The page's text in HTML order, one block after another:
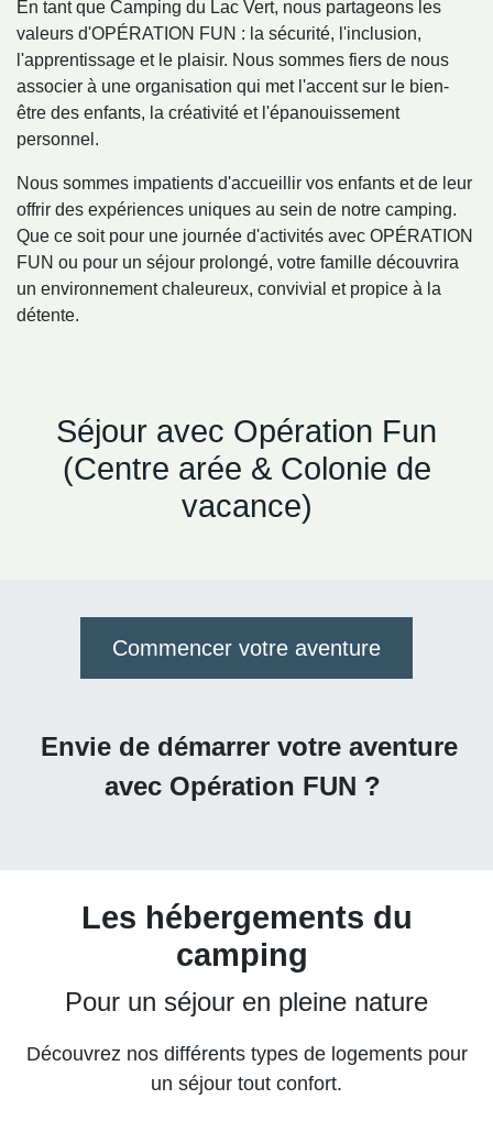
En tant que Camping du Lac Vert, nous partageons les
valeurs d'OPÉRATION FUN : la sécurité, l'inclusion,
l'apprentissage et le plaisir. Nous sommes fiers de nous
associer à une organisation qui met l'accent sur le bien-
être des enfants, la créativité et l'épanouissement
personnel.
Nous sommes impatients d'accueillir vos enfants et de leur
offrir des expériences uniques au sein de notre camping.
Que ce soit pour une journée d'activités avec OPÉRATION
FUN ou pour un séjour prolongé, votre famille découvrira
un environnement chaleureux, convivial et propice à la
détente.
Séjour avec Opération Fun
(Centre arée & Colonie de
vacance)
Commencer votre aventure
Envie de démarrer votre aventure
avec Opération FUN ?​
Les hébergements du
camping
Pour un séjour en pleine nature
Découvrez nos différents types de logements pour
un séjour tout confort.